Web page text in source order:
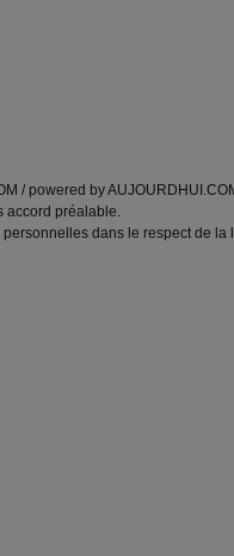
/ powered by
accord préalable.
dans le respect de